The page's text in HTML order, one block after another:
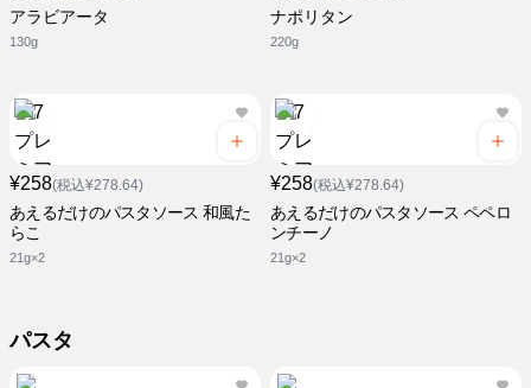
アラビアータ
130g
ナポリタン
220g
¥258(税込¥278.64)
あえるだけのパスタソース 和風た
らこ
21g×2
¥258(税込¥278.64)
あえるだけのパスタソース ペペロ
ンチーノ
21g×2
パスタ